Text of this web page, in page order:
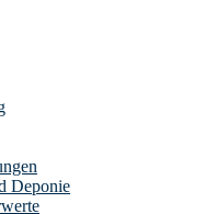
Deponie